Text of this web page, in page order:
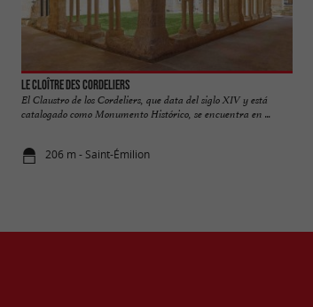
Le Cloître des Cordeliers
El Claustro de los Cordeliers, que data del siglo XIV y está
catalogado como Monumento Histórico, se encuentra en ...
206 m - Saint-Émilion